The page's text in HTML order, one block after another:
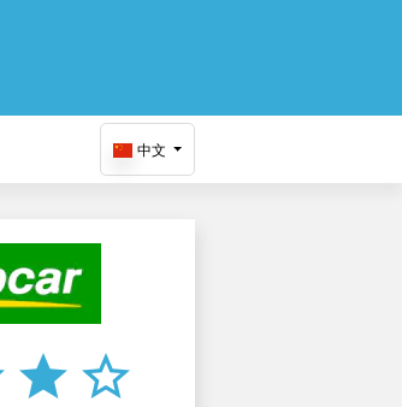
中文
star star_border